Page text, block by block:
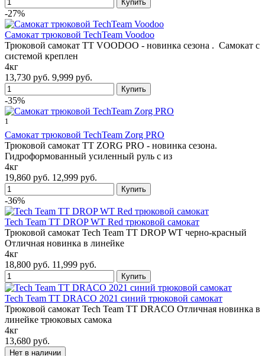
-27%
Самокат трюковой TechTeam Voodoo
Трюковой самокат TT VOODOO - новинка сезона . Самокат c
системой креплен
4кг
13,730 руб. 9,999 руб.
-35%
1
Самокат трюковой TechTeam Zorg PRO
Трюковой самокат TT ZORG PRO - новинка сезона.
Гидроформованный усиленный руль с из
4кг
19,860 руб. 12,999 руб.
-36%
Tech Team TT DROP WT Red трюковой самокат
Трюковой самокат Tech Team TT DROP WT черно-красный
Отличная новинка в линейке
4кг
18,800 руб. 11,999 руб.
Tech Team TT DRACO 2021 синий трюковой самокат
Трюковой самокат Tech Team TT DRACO Отличная новинка в
линейке трюковых самока
4кг
13,680 руб.